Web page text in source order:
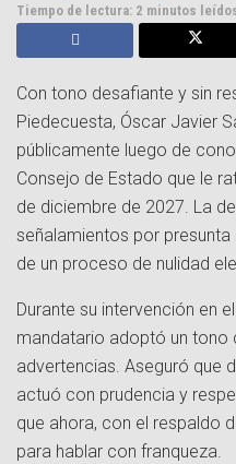
Tiempo de lectura: 2 minutos
Con tono desafiante y sin
Piedecuesta, Óscar Javier
públicamente luego de
Consejo de Estado que le
de diciembre de 2027. La
señalamientos por
de un proceso de nulidad
Durante su intervención en
mandatario adoptó un tono
advertencias. Aseguró que
actuó con prudencia y
que ahora, con el respaldo
para hablar con franqueza.